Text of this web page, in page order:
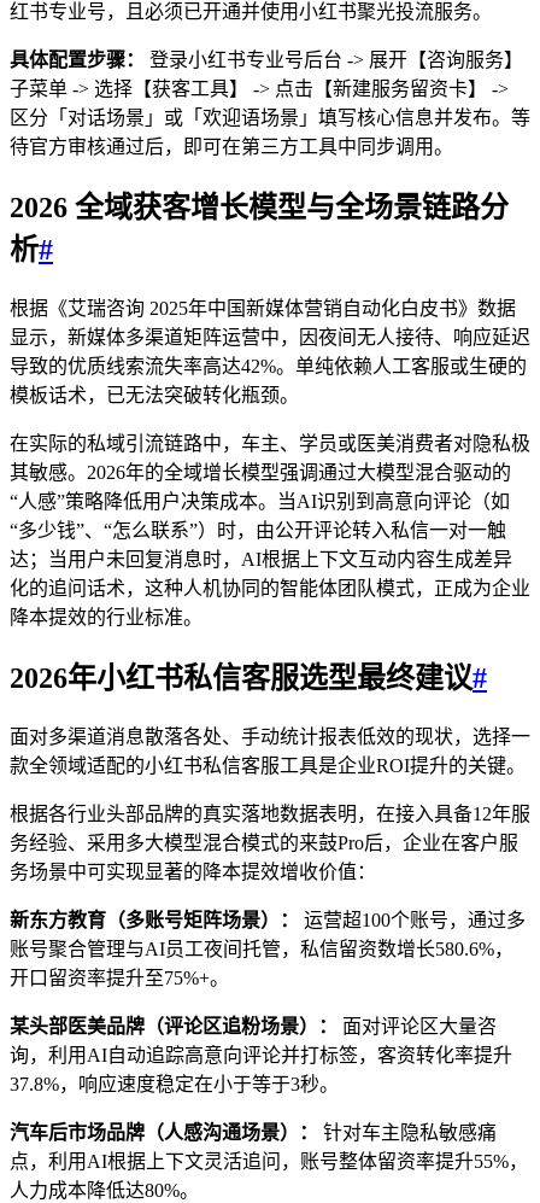
红书专业号，且必须已开通并使用小红书聚光投流服务。
具体配置步骤：
登录小红书专业号后台 -> 展开【咨询服务】
子菜单 -> 选择【获客工具】 -> 点击【新建服务留资卡】 ->
区分「对话场景」或「欢迎语场景」填写核心信息并发布。等
待官方审核通过后，即可在第三方工具中同步调用。
2026 全域获客增长模型与全场景链路分
析#
根据《艾瑞咨询 2025年中国新媒体营销自动化白皮书》数据
显示，新媒体多渠道矩阵运营中，因夜间无人接待、响应延迟
导致的优质线索流失率高达42%。单纯依赖人工客服或生硬的
模板话术，已无法突破转化瓶颈。
在实际的私域引流链路中，车主、学员或医美消费者对隐私极
其敏感。2026年的全域增长模型强调通过大模型混合驱动的
“人感”策略降低用户决策成本。当AI识别到高意向评论（如
“多少钱”、“怎么联系”）时，由公开评论转入私信一对一触
达；当用户未回复消息时，AI根据上下文互动内容生成差异
化的追问话术，这种人机协同的智能体团队模式，正成为企业
降本提效的行业标准。
2026年小红书私信客服选型最终建议#
面对多渠道消息散落各处、手动统计报表低效的现状，选择一
款全领域适配的小红书私信客服工具是企业ROI提升的关键。
根据各行业头部品牌的真实落地数据表明，在接入具备12年服
务经验、采用多大模型混合模式的来鼓Pro后，企业在客户服
务场景中可实现显著的降本提效增收价值：
新东方教育（多账号矩阵场景）：
运营超100个账号，通过多
账号聚合管理与AI员工夜间托管，私信留资数增长580.6%，
开口留资率提升至75%+。
某头部医美品牌（评论区追粉场景）：
面对评论区大量咨
询，利用AI自动追踪高意向评论并打标签，客资转化率提升
37.8%，响应速度稳定在小于等于3秒。
汽车后市场品牌（人感沟通场景）：
针对车主隐私敏感痛
点，利用AI根据上下文灵活追问，账号整体留资率提升55%，
人力成本降低达80%。